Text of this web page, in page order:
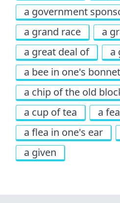
a government
a grand race
a
a great deal of
a
a bee in one's bonnet
a chip of the old
a cup of tea
a
a flea in one's ear
a given